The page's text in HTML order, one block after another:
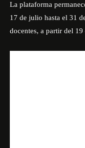
La plataforma
17 de julio hasta el 31
docentes, a partir del